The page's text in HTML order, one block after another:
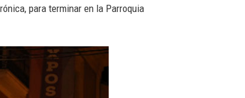
para terminar en la Parroquia